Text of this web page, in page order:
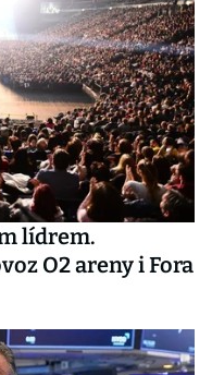
lídrem.
O2 areny i Fora